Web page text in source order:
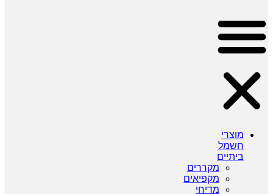
מוצרי
חשמל
ביתיים
מקררים
מקפיאים
מדיחי